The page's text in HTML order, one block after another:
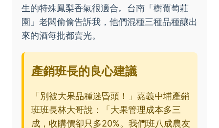
生的特殊鳳梨香氣很適合。台南「樹葡萄莊
園」老闆偷偷告訴我，他們混種三種品種釀出
來的酒每批都賣光。
產銷班長的良心建議
「別被大果品種迷昏頭！」嘉義中埔產銷
班班長林大哥說：「大果管理成本多三
成，收購價卻只多20%。我們班八成農友